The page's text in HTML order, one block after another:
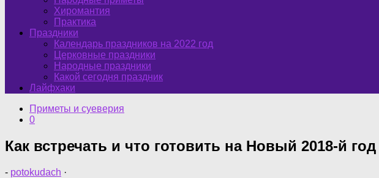
Хиромантия
Практика
Праздники
Календарь праздников на 2022 год
Церковные праздники
Народные праздники
Какой сегодня праздник
Лайфхаки
Приметы и суеверия
0
Как встречать и что готовить на Новый 2018-й год
- potokudach ·